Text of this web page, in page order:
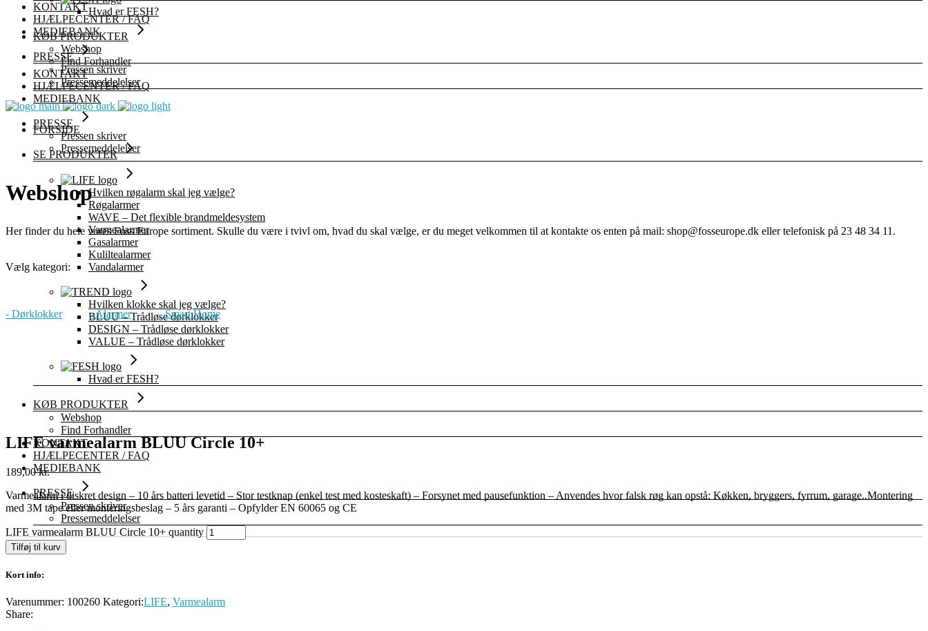
KONTAKT
HJÆLPECENTER / FAQ
MEDIEBANK
PRESSE
Pressen skriver
Pressemeddelelser
FORSIDE
SE PRODUKTER
Hvilken røgalarm skal jeg vælge?
Røgalarmer
WAVE – Det flexible brandmeldesystem
Varmealarmer
Gasalarmer
Kuliltealarmer
Vandalarmer
Hvilken klokke skal jeg vælge?
BLUU – Trådløse dørklokker
DESIGN – Trådløse dørklokker
VALUE – Trådløse dørklokker
Hvad er FESH?
KØB PRODUKTER
Webshop
Find Forhandler
KONTAKT
HJÆLPECENTER / FAQ
MEDIEBANK
PRESSE
Pressen skriver
Pressemeddelelser
Hvad er FESH?
KØB PRODUKTER
Webshop
Find Forhandler
KONTAKT
HJÆLPECENTER / FAQ
MEDIEBANK
PRESSE
Pressen skriver
Pressemeddelelser
Webshop
Her finder du hele vores Foss Europe sortiment. Skulle du være i tvivl om, hvad du skal vælge, er du meget velkommen til at kontakte os enten på mail: shop@fosseurope.dk eller telefonisk på 23 48 34 11.
Vælg kategori:
- Dørklokker - Alarmer - Smart Home
LIFE varmealarm BLUU Circle 10+
189,00kr.
Varmealarm i diskret design – 10 års batteri levetid – Stor testknap (enkel test med kosteskaft) – Forsynet med pausefunktion – Anvendes hvor falsk røg kan opstå: Køkken, bryggers, fyrrum, garage..Montering
med 3M tape eller monteringsbeslag – 5 års garanti – Opfylder EN 60065 og CE
LIFE varmealarm BLUU Circle 10+ quantity
Tilføj til kurv
Kort info:
Varenummer: 100260 Kategori:LIFE, Varmealarm
Share: